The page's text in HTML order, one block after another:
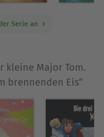
Serie an
kleine Major Tom.
brennenden Eis“